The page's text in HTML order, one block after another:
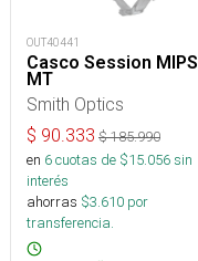
OUT40441
Casco Session MIPS
MT
Smith Optics
$ 90.333 $185.990
en 6cuotas de $15.056sin
interés
ahorras $3.610 por
transferencia.